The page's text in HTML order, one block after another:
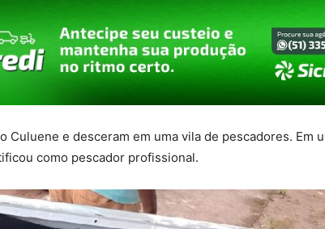
e desceram em uma vila de pescadores. Em
como pescador profissional.